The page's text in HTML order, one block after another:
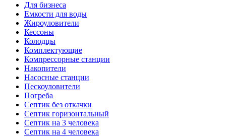
Для бизнеса
Емкости для воды
Жироуловители
Кессоны
Колодцы
Комплектующие
Компрессорные станции
Накопители
Насосные станции
Пескоуловители
Погреба
Септик без откачки
Септик горизонтальный
Септик на 3 человека
Септик на 4 человека